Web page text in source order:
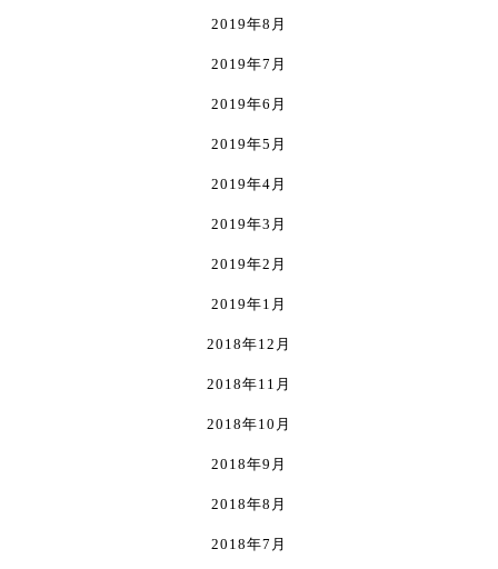
2019年8月
2019年7月
2019年6月
2019年5月
2019年4月
2019年3月
2019年2月
2019年1月
2018年12月
2018年11月
2018年10月
2018年9月
2018年8月
2018年7月